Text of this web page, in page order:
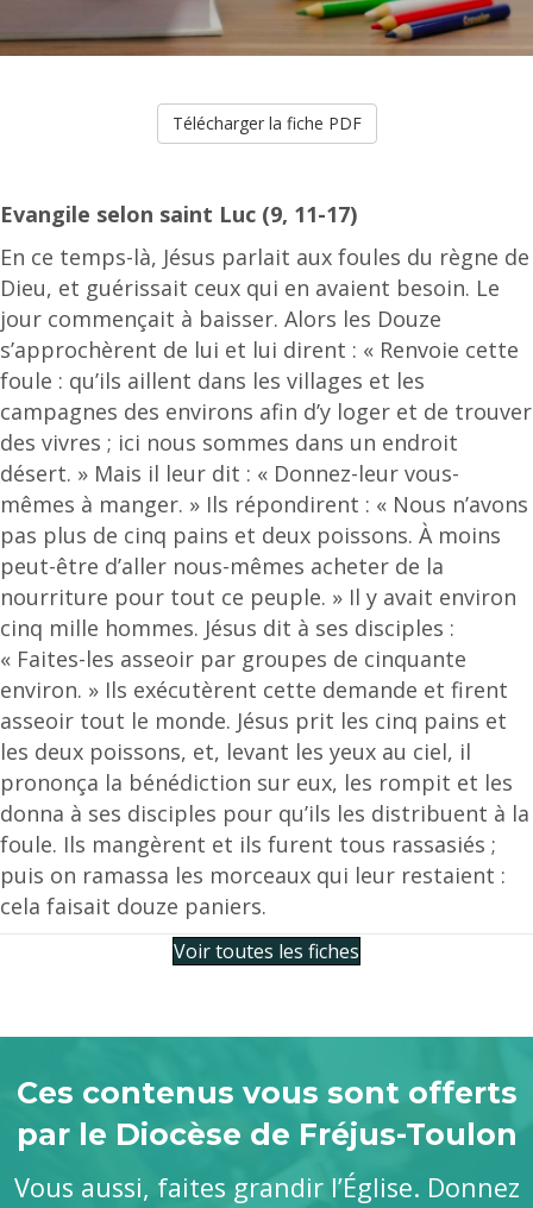
Télécharger la fiche PDF
Evangile selon saint Luc (9, 11-17)
En ce temps-là, Jésus parlait aux foules du règne de
Dieu, et guérissait ceux qui en avaient besoin. Le
jour commençait à baisser. Alors les Douze
s’approchèrent de lui et lui dirent : « Renvoie cette
foule : qu’ils aillent dans les villages et les
campagnes des environs afin d’y loger et de trouver
des vivres ; ici nous sommes dans un endroit
désert. » Mais il leur dit : « Donnez-leur vous-
mêmes à manger. » Ils répondirent : « Nous n’avons
pas plus de cinq pains et deux poissons. À moins
peut-être d’aller nous-mêmes acheter de la
nourriture pour tout ce peuple. » Il y avait environ
cinq mille hommes. Jésus dit à ses disciples :
« Faites-les asseoir par groupes de cinquante
environ. » Ils exécutèrent cette demande et firent
asseoir tout le monde. Jésus prit les cinq pains et
les deux poissons, et, levant les yeux au ciel, il
prononça la bénédiction sur eux, les rompit et les
donna à ses disciples pour qu’ils les distribuent à la
foule. Ils mangèrent et ils furent tous rassasiés ;
puis on ramassa les morceaux qui leur restaient :
cela faisait douze paniers.
Voir toutes les fiches
Ces contenus vous sont offerts
par le Diocèse de Fréjus-Toulon
Vous aussi, faites grandir l’Église. Donnez